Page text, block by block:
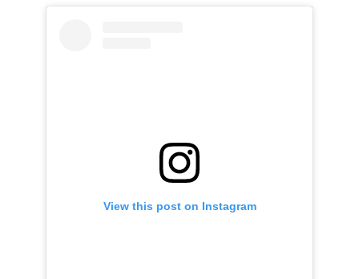
View this post on Instagram